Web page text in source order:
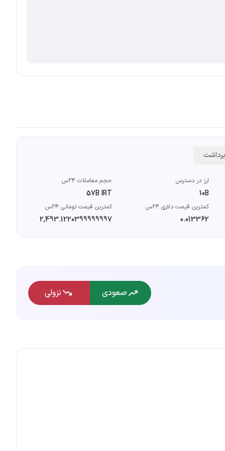
برداشت
ارز در دسترس
10B
حجم معاملات ۲۴س
57B IRT
کمترین قیمت دلاری ۲۴س
0.013362
کمترین قیمت تومانی ۲۴س
2,493.1220399999997
صعودی نزولی